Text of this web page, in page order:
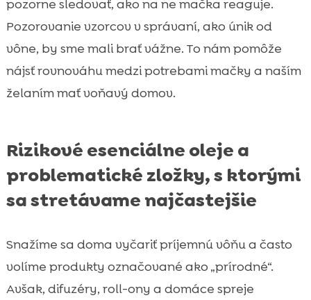
pozorne sledovať, ako na ne mačka reaguje.
Pozorovanie vzorcov v správaní, ako únik od
vône, by sme mali brať vážne. To nám pomôže
nájsť rovnováhu medzi potrebami mačky a naším
želaním mať voňavý domov.
Rizikové esenciálne oleje a
problematické zložky, s ktorými
sa stretávame najčastejšie
Snažíme sa doma vyčariť príjemnú vôňu a často
volíme produkty označované ako „prírodné“.
Avšak, difuzéry, roll-ony a domáce spreje